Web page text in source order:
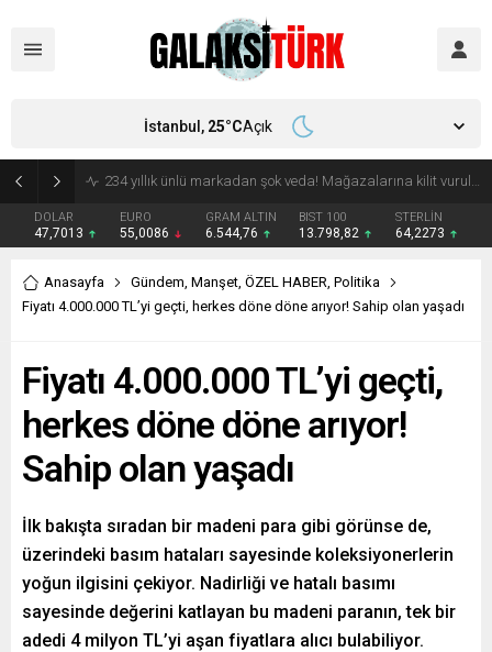
Vücudunuzu zehirliyor: Varsa çöpe atın! Yiyeni hasta ediyor
DOLAR
47,7013
EURO
55,0086
GRAM ALTIN
6.544,76
BIST 100
13.798,82
STERLİN
64,2273
İstanbul, 25°CAçık
Anasayfa Gündem, Manşet, ÖZEL HABER, Politika
Fiyatı 4.000.000 TL’yi geçti, herkes döne döne arıyor! Sahip olan yaşadı
Fiyatı 4.000.000 TL’yi geçti,
herkes döne döne arıyor!
Sahip olan yaşadı
İlk bakışta sıradan bir madeni para gibi görünse de,
üzerindeki basım hataları sayesinde koleksiyonerlerin
yoğun ilgisini çekiyor. Nadirliği ve hatalı basımı
sayesinde değerini katlayan bu madeni paranın, tek bir
adedi 4 milyon TL’yi aşan fiyatlara alıcı bulabiliyor.